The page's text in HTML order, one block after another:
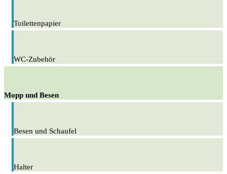
Toilettenpapier
WC-Zubehör
Mopp und Besen
Besen und Schaufel
Halter